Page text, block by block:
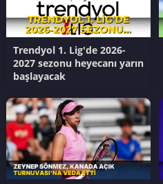
Trendyol 1. Lig'de 2026-
2027 sezonu heyecanı yarın
başlayacak